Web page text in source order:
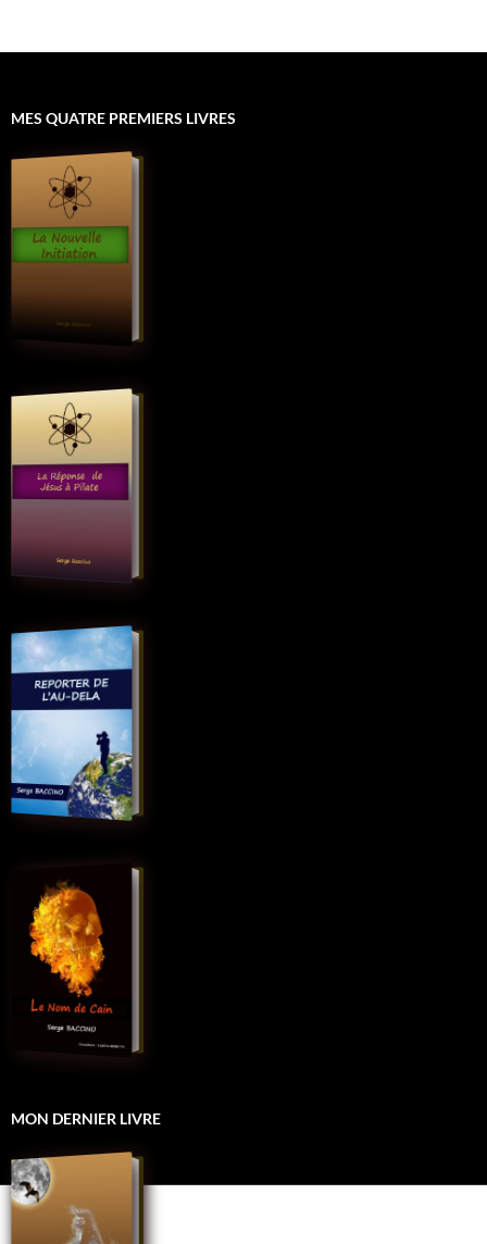
MES QUATRE PREMIERS LIVRES
MON DERNIER LIVRE